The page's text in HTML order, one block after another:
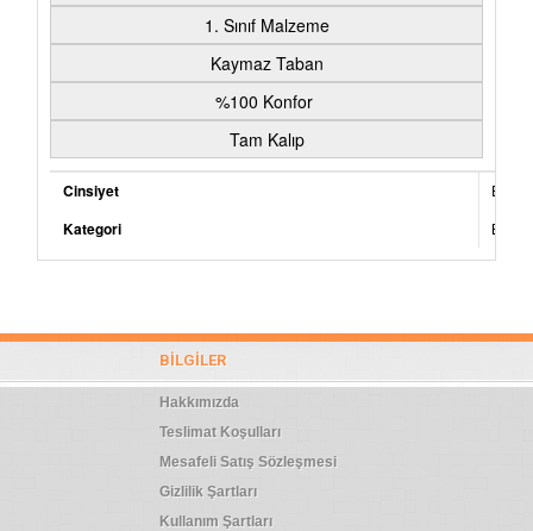
1. Sınıf Malzeme
Kaymaz Taban
%100 Konfor
Tam Kalıp
Cinsiyet Erkek
Kategori Bot
BILGILER
Hakkımızda
Teslimat Koşulları
Mesafeli Satış Sözleşmesi
Gizlilik Şartları
Kullanım Şartları